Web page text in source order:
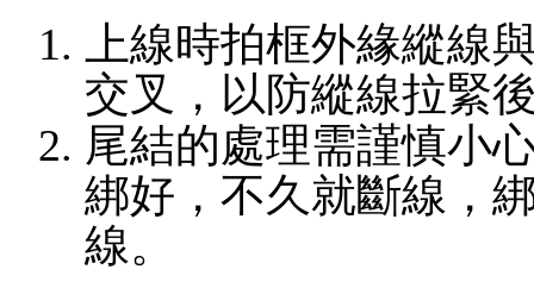
上線時拍框外緣縱線
交叉，以防縱線拉緊
尾結的處理需謹慎小
綁好，不久就斷線，
線。